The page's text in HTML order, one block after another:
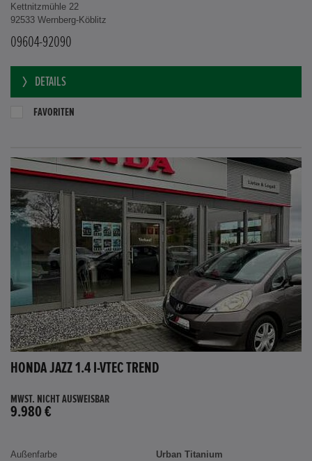
Kettnitzmühle 22
92533 Wernberg-Köblitz
09604-92090
DETAILS
FAVORITEN
HONDA JAZZ 1.4 I-VTEC TREND
MWST. NICHT AUSWEISBAR
9.980 €
Außenfarbe
Urban Titanium